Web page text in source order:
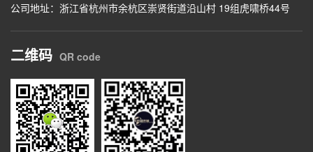
公司地址：浙江省杭州市余杭区崇贤街道沿山村 19组虎啸桥44号
二维码 QR code